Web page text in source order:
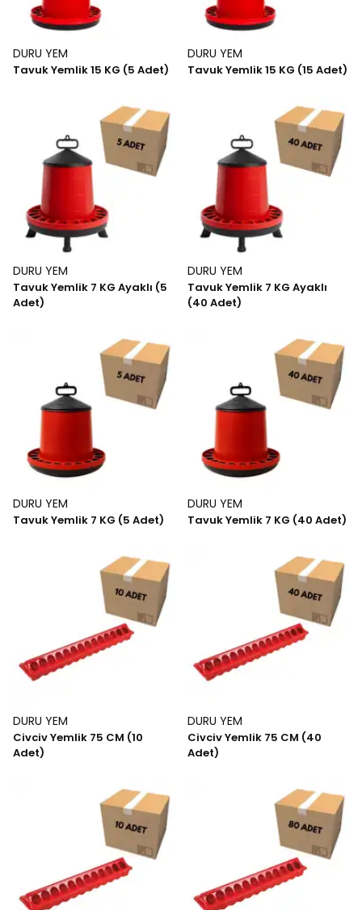
DURU YEM
Tavuk Yemlik 15 KG (5 Adet)
DURU YEM
Tavuk Yemlik 15 KG (15 Adet)
DURU YEM
Tavuk Yemlik 7 KG Ayaklı (5
Adet)
DURU YEM
Tavuk Yemlik 7 KG Ayaklı
(40 Adet)
DURU YEM
Tavuk Yemlik 7 KG (5 Adet)
DURU YEM
Tavuk Yemlik 7 KG (40 Adet)
DURU YEM
Civciv Yemlik 75 CM (10
Adet)
DURU YEM
Civciv Yemlik 75 CM (40
Adet)